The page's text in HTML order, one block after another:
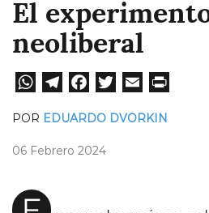
El
neoliberal
W
A
pp
Te
a
Fa
ok
POR EDUARDO DVORKIN
06 Febrero 2024